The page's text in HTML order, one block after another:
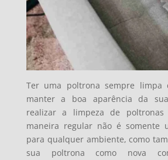
Ter uma poltrona sempre limpa
manter a boa aparência da
realizar a limpeza de
maneira regular não é somente
para qualquer ambiente, como
sua poltrona como nova